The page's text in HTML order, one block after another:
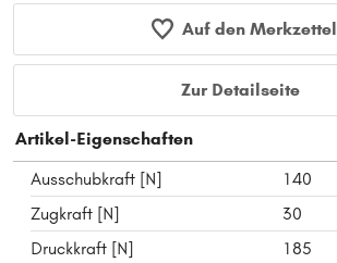
Auf den Merkzettel
Zur Detailseite
Artikel-Eigenschaften
Ausschubkraft [N]
140
Zugkraft [N]
30
Druckkraft [N]
185